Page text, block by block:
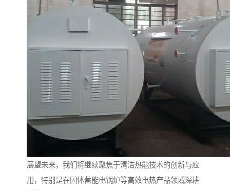
展望未来，我们将继续聚焦于清洁热能技术的创新与应
用，特别是在固体蓄能电锅炉等高效电热产品领域深耕